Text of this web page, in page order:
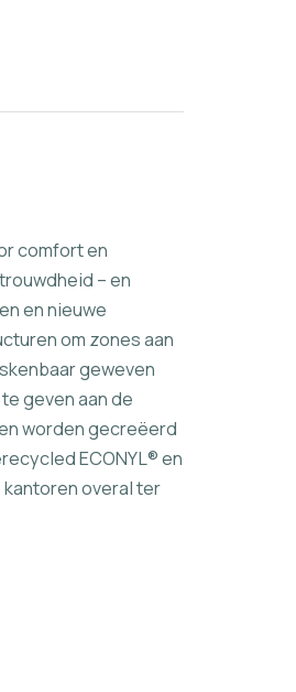
comfort en
– en
en nieuwe
om zones aan
geweven
geven aan de
worden gecreëerd
ECONYL® en
overal ter